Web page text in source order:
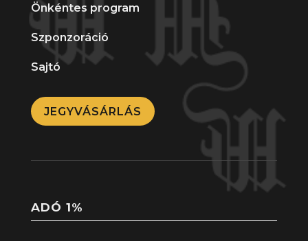
Önkéntes program
Szponzoráció
Sajtó
JEGYVÁSÁRLÁS
ADÓ 1%